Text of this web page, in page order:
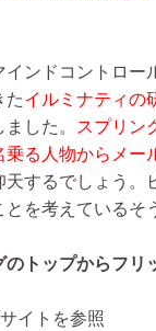
ンドコントロー
たイルミナティの
ました。
スプリン
乗る人物からメー
するでしょう。
を考えているそ
トップからフリ
イトを参照